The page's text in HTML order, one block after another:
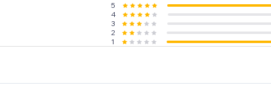
5
4
3
2
1